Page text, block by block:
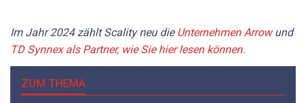
Im Jahr 2024 zählt Scality neu die Unternehmen Arrowund
TD Synnex als Partner, wie Sie hier lesen können.
ZUM THEMA